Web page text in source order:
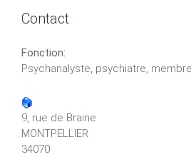
Contact
Fonction:
Psychanalyste, psychiatre, membre
9, rue de Braine
MONTPELLIER
34070